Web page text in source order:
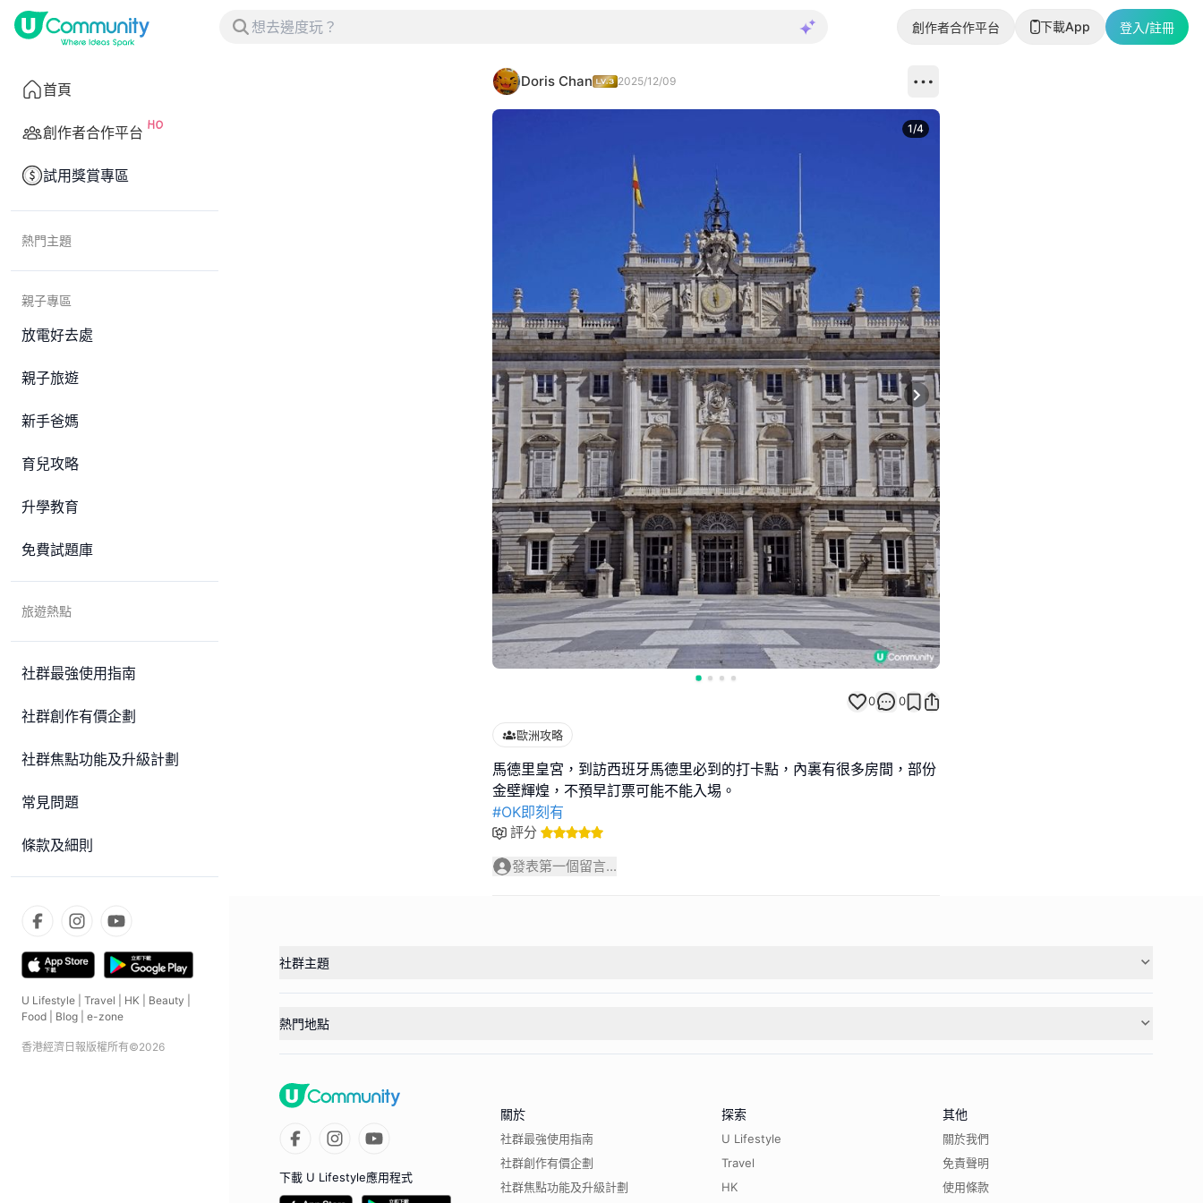
創作者合作平台 下載App 登入/註冊
首頁
創作者合作平台
試用獎賞專區
熱門主題
親子專區
放電好去處
親子旅遊
新手爸媽
育兒攻略
升學教育
免費試題庫
旅遊熱點
社群最強使用指南
社群創作有價企劃
社群焦點功能及升級計劃
常見問題
條款及細則
U Lifestyle Travel HK Beauty
Food
Blog e-zone
香港經濟日報版權所有©2026
Doris Chan 2025/12/09
Next slide
1/4
0 0
歐洲攻略
馬德里皇宮，到訪西班牙馬德里必到的打卡點，內裏有很多房間，部份
#OK即刻有
評分
發表第一個留言...
社群主題
熱門地點
下載 U Lifestyle應用程式
關於
社群最強使用指南
社群創作有價企劃
社群焦點功能及升級計劃
探索
U Lifestyle
Travel
HK
其他
關於我們
免責聲明
使用條款